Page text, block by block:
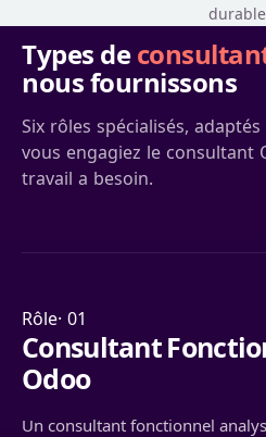
Types de
nous fournissons
Six rôles spécialisés,
vous engagiez le consultant
travail a besoin.
Rôle· 01
Consultant
Odoo
Un consultant fonctionnel